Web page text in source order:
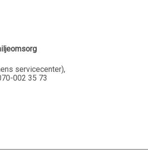
servicecenter),
002 35 73